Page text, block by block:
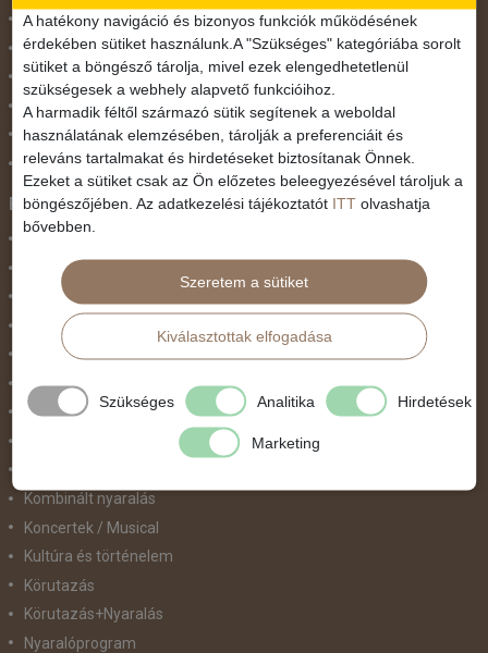
November 1.
Október 23.
Pünkösdi utazás
Szilveszter
Tavaszi szünet
Valentin nap
Programtípus
Belépőjegy
Egyéni út
Egzotikus út
Fesztiválok
Golfút
Gyalogtúra
Kombinált nyaralás
Koncertek / Musical
Kultúra és történelem
Körutazás
Körutazás+Nyaralás
Nyaralóprogram
A hatékony navigáció és bizonyos funkciók működésének
érdekében sütiket használunk.A "Szükséges" kategóriába sorolt
sütiket a böngésző tárolja, mivel ezek elengedhetetlenül
szükségesek a webhely alapvető funkcióihoz.
A harmadik féltől származó sütik segítenek a weboldal
használatának elemzésében, tárolják a preferenciáit és
releváns tartalmakat és hirdetéseket biztosítanak Önnek.
Ezeket a sütiket csak az Ön előzetes beleegyezésével tároljuk a
böngészőjében. Az adatkezelési tájékoztatót ITT olvashatja
bővebben.
Szeretem a sütiket
Kiválasztottak elfogadása
Szükséges Analitika Hirdetések
Marketing